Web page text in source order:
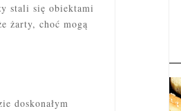
stali się obiektami
żarty, choć mogą
doskonałym